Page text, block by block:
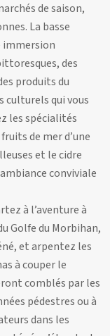
de saison,
La basse
immersion
des
produits du
culturels qui vous
les spécialités
de mer d’une
et le cidre
conviviale
à l’aventure à
Golfe du Morbihan,
et arpentez les
à couper le
comblés par les
pédestres ou à
dans les